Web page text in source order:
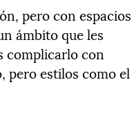
pero con espacios
ámbito que les
complicarlo con
pero estilos como el